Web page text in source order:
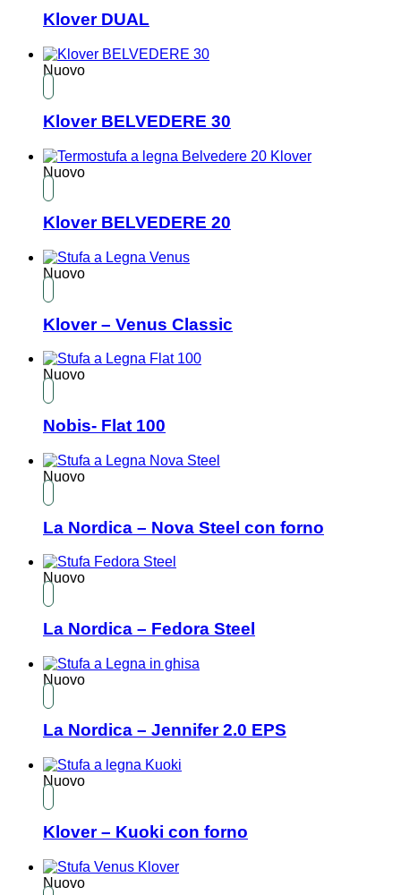
Klover DUAL
Nuovo
Klover BELVEDERE 30
Nuovo
Klover BELVEDERE 20
Nuovo
Klover – Venus Classic
Nuovo
Nobis- Flat 100
Nuovo
La Nordica – Nova Steel con forno
Nuovo
La Nordica – Fedora Steel
Nuovo
La Nordica – Jennifer 2.0 EPS
Nuovo
Klover – Kuoki con forno
Nuovo